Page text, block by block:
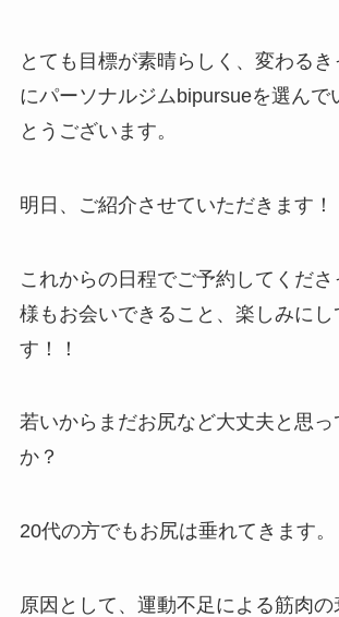
とても目標が素晴らしく、変わる
にパーソナルジムbipursueを選んで
とうございます。
明日、ご紹介させていただきます！
これからの日程でご予約してくだ
様もお会いできること、楽しみにし
す！！
若いからまだお尻など大丈夫と思っ
か？
20代の方でもお尻は垂れてきます。
原因として、運動不足による筋肉の